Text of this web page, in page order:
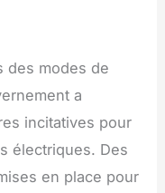
des modes de
a
incitatives pour
électriques. Des
en place pour